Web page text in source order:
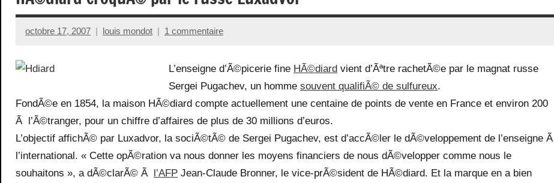
octobre 17, 2007 louis mondot 1 commentaire
L’enseigne d’Ã©picerie fine HÃ©diard vient d’Ãªtre rachetÃ©e par le magnat russe
Sergei Pugachev, un homme souvent qualifiÃ© de sulfureux.
FondÃ©e en 1854, la maison HÃ©diard compte actuellement une centaine de points de vente en France et environ 200
Ã l’Ã©tranger, pour un chiffre d’affaires de plus de 30 millions d’euros.
L’objectif affichÃ© par Luxadvor, la sociÃ©tÃ© de Sergei Pugachev, est d’accÃ©ler le dÃ©veloppement de l’enseigne Ã
l’international. « Cette opÃ©ration va nous donner les moyens financiers de nous dÃ©velopper comme nous le
souhaitons », a dÃ©clarÃ© Ã
l’AFP Jean-Claude Bronner, le vice-prÃ©sident de HÃ©diard. Et la marque en a bien